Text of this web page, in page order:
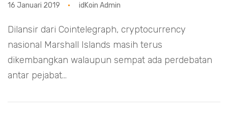
16 Januari 2019 idKoin Admin
Dilansir dari Cointelegraph, cryptocurrency
nasional Marshall Islands masih terus
dikembangkan walaupun sempat ada perdebatan
antar pejabat...